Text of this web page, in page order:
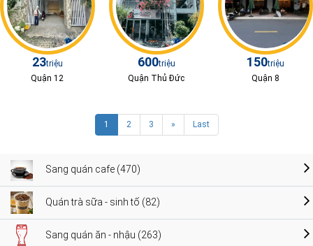
23triệu
Quận 12
600triệu
Quận Thủ Đức
150triệu
Quận 8
1 2 3 » Last
Sang quán cafe (470)
Quán trà sữa - sinh tố (82)
Sang quán ăn - nhậu (263)